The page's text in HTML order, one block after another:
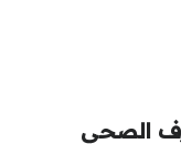
الصحي